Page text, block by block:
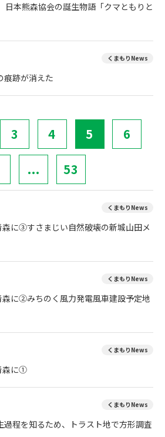
日本熊森協会の誕生物語「クマともりと
くまもりNews
痕跡が消えた
3 4 5 6
... 53
くまもりNews
森に③すさまじい自然破壊の新城山田メ
くまもりNews
森に②みちのく風力発電風車建設予定地
くまもりNews
森に①
くまもりNews
過程を知るため、トラスト地で方形調査